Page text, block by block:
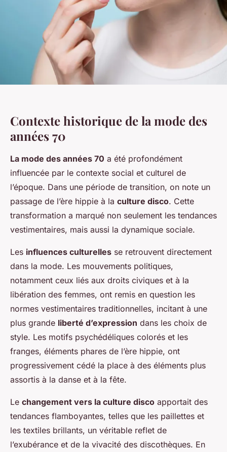
Contexte historique de la mode des
années 70
La mode des années 70 a été profondément
influencée par le contexte social et culturel de
l’époque. Dans une période de transition, on note un
passage de l’ère hippie à la culture disco. Cette
transformation a marqué non seulement les tendances
vestimentaires, mais aussi la dynamique sociale.
Les influences culturelles se retrouvent directement
dans la mode. Les mouvements politiques,
notamment ceux liés aux droits civiques et à la
libération des femmes, ont remis en question les
normes vestimentaires traditionnelles, incitant à une
plus grande liberté d’expression dans les choix de
style. Les motifs psychédéliques colorés et les
franges, éléments phares de l’ère hippie, ont
progressivement cédé la place à des éléments plus
assortis à la danse et à la fête.
Le changement vers la culture disco apportait des
tendances flamboyantes, telles que les paillettes et
les textiles brillants, un véritable reflet de
l’exubérance et de la vivacité des discothèques. En